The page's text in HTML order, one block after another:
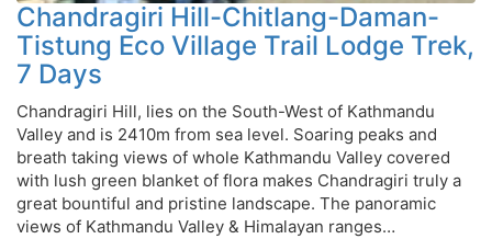
Chandragiri Hill-Chitlang-Daman-
Tistung Eco Village Trail Lodge Trek,
7 Days
Chandragiri Hill, lies on the South-West of Kathmandu
Valley and is 2410m from sea level. Soaring peaks and
breath taking views of whole Kathmandu Valley covered
with lush green blanket of flora makes Chandragiri truly a
great bountiful and pristine landscape. The panoramic
views of Kathmandu Valley & Himalayan ranges…